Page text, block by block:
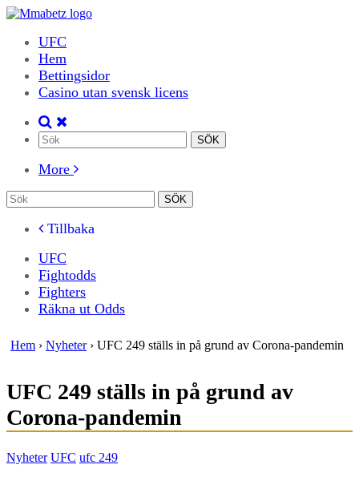
UFC
Hem
Bettingsidor
Casino utan svensk licens
More
Tillbaka
UFC
Fightodds
Fighters
Räkna ut Odds
Hem › Nyheter› UFC 249 ställs in på grund av Corona-pandemin
UFC 249 ställs in på grund av
Corona-pandemin
Nyheter UFC ufc 249